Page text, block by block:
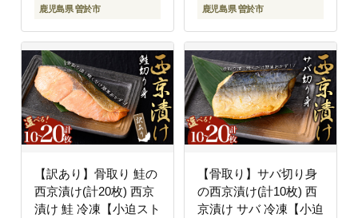
鹿児島県 曽於市 鹿児島県 曽於市
【訳あり】骨取り 鮭の
西京漬け(計20枚) 西京
漬け 鮭 冷凍【小迫スト
【骨取り】サバ切り身
の西京漬け(計10枚) 西
京漬け サバ 冷凍【小迫